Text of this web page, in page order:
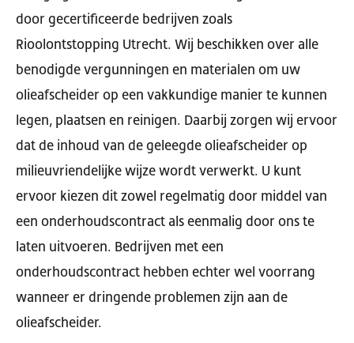
door gecertificeerde bedrijven zoals
Rioolontstopping Utrecht. Wij beschikken over alle
benodigde vergunningen en materialen om uw
olieafscheider op een vakkundige manier te kunnen
legen, plaatsen en reinigen. Daarbij zorgen wij ervoor
dat de inhoud van de geleegde olieafscheider op
milieuvriendelijke wijze wordt verwerkt. U kunt
ervoor kiezen dit zowel regelmatig door middel van
een onderhoudscontract als eenmalig door ons te
laten uitvoeren. Bedrijven met een
onderhoudscontract hebben echter wel voorrang
wanneer er dringende problemen zijn aan de
olieafscheider.